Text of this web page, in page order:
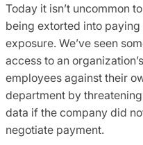
Today it isn’t uncommon
being extorted into
exposure. We’ve seen
access to an
employees against their
department by
data if the company did
negotiate payment.